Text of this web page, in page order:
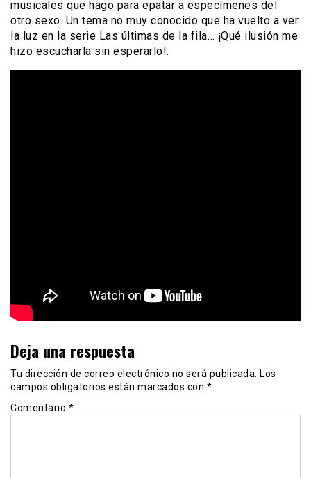
musicales que hago para epatar a especímenes del
otro sexo. Un tema no muy conocido que ha vuelto a ver
la luz en la serie Las últimas de la fila… ¡Qué ilusión me
hizo escucharla sin esperarlo!.
Deja una respuesta
Tu dirección de correo electrónico no será publicada.
Los
campos obligatorios están marcados con *
Comentario *